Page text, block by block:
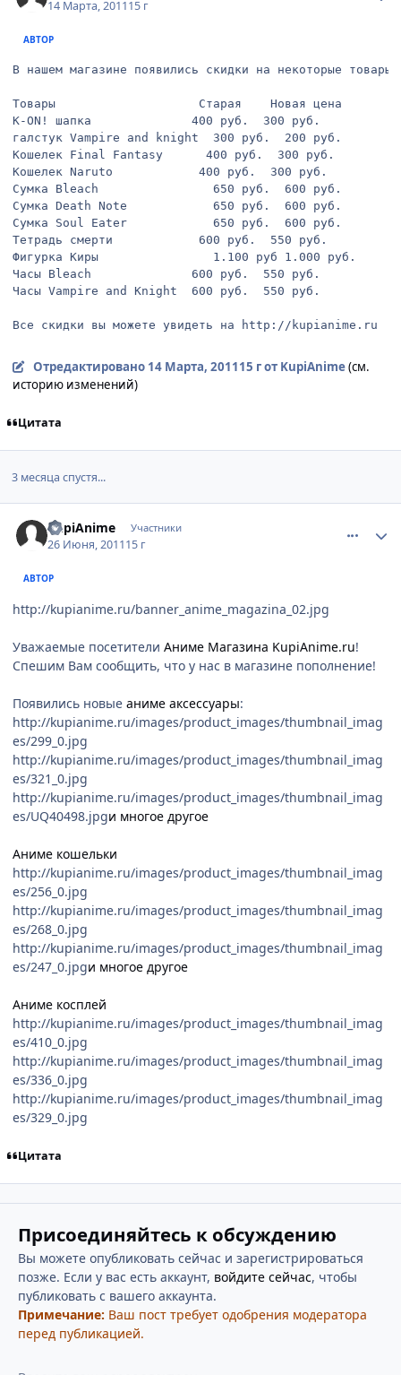
14 Марта, 201115 г
АВТОР
В нашем магазине появились скидки на некоторые товары!
Товары					  Старая	Новая цена
K-ON! шапка				 400 руб.  300 руб.
галстук Vampire and knight  300 руб.  200 руб.
Кошелек Final Fantasy	   400 руб.  300 руб.
Кошелек Naruto			  400 руб.  300 руб.
Сумка Bleach				650 руб.  600 руб.
Сумка Death Note			650 руб.  600 руб.
Сумка Soul Eater			650 руб.  600 руб.
Тетрадь смерти			  600 руб.  550 руб.
Фигурка Киры				1.100 руб 1.000 руб.
Часы Bleach				 600 руб.  550 руб.
Часы Vampire and Knight	 600 руб.  550 руб.
Все скидки вы можете увидеть на http://kupianime.ru
Отредактировано 14 Марта, 201115 гот KupiAnime(см.
историю изменений)
Цитата
3 месяца спустя...
KupiAnime Участники
26 Июня, 201115 г
АВТОР
http://kupianime.ru/banner_anime_magazina_02.jpg
Уважаемые посетители Аниме Магазина KupiAnime.ru!
Спешим Вам сообщить, что у нас в магазине пополнение!
Появились новые аниме аксессуары:
http://kupianime.ru/images/product_images/thumbnail_imag
es/299_0.jpg
http://kupianime.ru/images/product_images/thumbnail_imag
es/321_0.jpg
http://kupianime.ru/images/product_images/thumbnail_imag
es/UQ40498.jpgи многое другое
Аниме кошельки
http://kupianime.ru/images/product_images/thumbnail_imag
es/256_0.jpg
http://kupianime.ru/images/product_images/thumbnail_imag
es/268_0.jpg
http://kupianime.ru/images/product_images/thumbnail_imag
es/247_0.jpgи многое другое
Аниме косплей
http://kupianime.ru/images/product_images/thumbnail_imag
es/410_0.jpg
http://kupianime.ru/images/product_images/thumbnail_imag
es/336_0.jpg
http://kupianime.ru/images/product_images/thumbnail_imag
es/329_0.jpg
Цитата
Присоединяйтесь к обсуждению
Вы можете опубликовать сейчас и зарегистрироваться
позже. Если у вас есть аккаунт, войдите сейчас, чтобы
публиковать с вашего аккаунта.
Примечание: Ваш пост требует одобрения модератора
перед публикацией.